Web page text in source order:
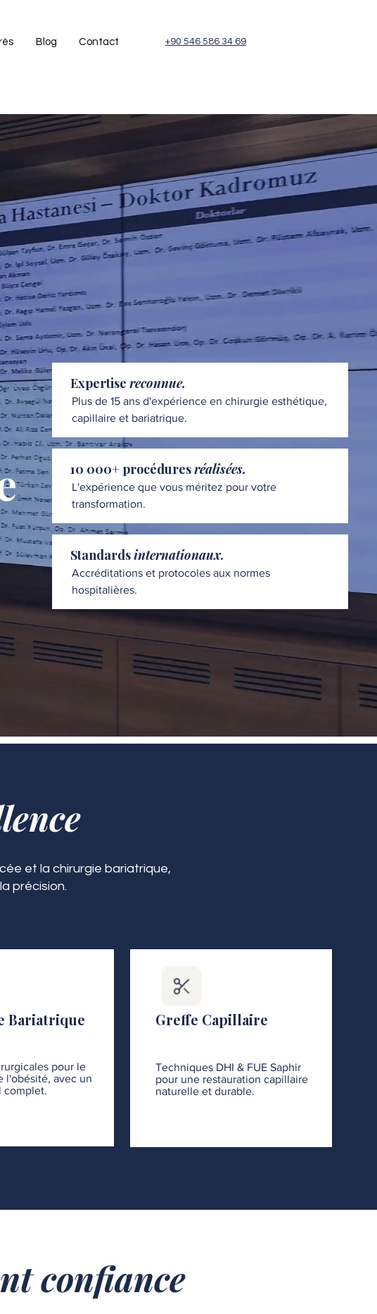
Blog Contact +90 546 586 34 69
Expertise reconnue.
Plus de 15 ans d'expérience en chirurgie esthétique,
capillaire et bariatrique.
10 000+ procéduresréalisées.
L'expérience que vous méritez pour votre
transformation.
Standardsinternationaux.
Accréditations et protocoles aux normes
hospitalières.
et la chirurgie bariatrique,
précision.
Bariatrique
pour le
l'obésité, avec un
complet.
Greffe Capillaire
Techniques DHI & FUE Saphir
pour une restauration capillaire
naturelle et durable.
confiance